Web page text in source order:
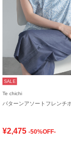
SALE
Te chichi
¥2,475 -50%OFF-